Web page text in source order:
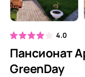
4.0
Пансионат
GreenDay